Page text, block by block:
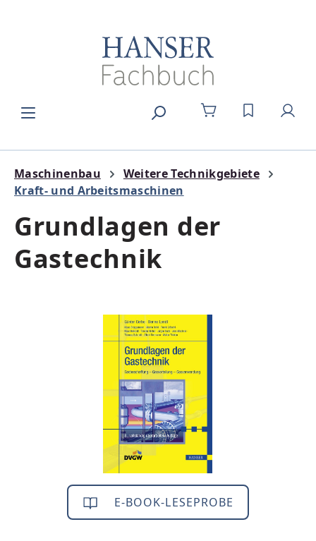
DU HAST 0
Maschinenbau
Weitere Technikgebiete
Kraft- und Arbeitsmaschinen
Grundlagen der
Gastechnik
Bildergalerie überspringen
E-BOOK-LESEPROBE